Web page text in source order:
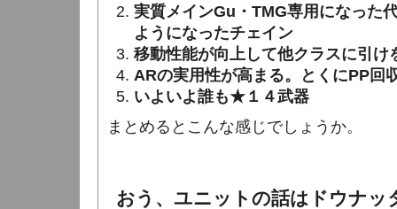
実質メインGu・TMG専用になった
ようになったチェイン
移動性能が向上して他クラスに引け
ARの実用性が高まる。とくにPP回
いよいよ誰も★１４武器
まとめるとこんな感じでしょうか。
おう、ユニットの話はドウナ